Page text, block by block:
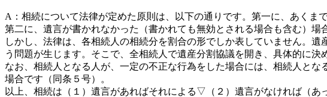
A： 相続について法律が定めた原則は、以下の通りです。第一に、あくま
第二に、遺言が書かれなかった（書かれても無効とされる場合も含む）
しかし、法律は、各相続人の相続分を割合の形でしか表していません。
う問題が生じます。そこで、全相続人で遺産分割協議を開き、具体的に決
なお、相続人となる人が、一定の不正な行為をした場合には、相続人と
場合です（同条５号）。
以上、相続は（１）遺言があればそれによる▽（２）遺言がなければ（あ